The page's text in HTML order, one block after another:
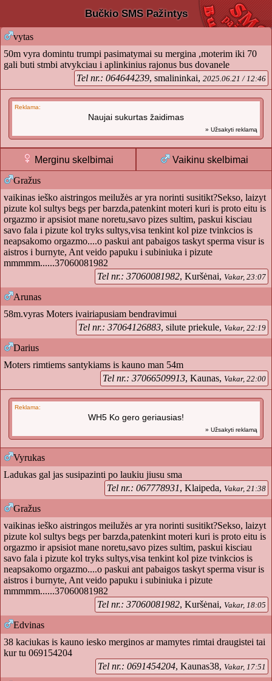
Bučkio SMS Pažintys
vytas
50m vyra domintu trumpi pasimatymai su mergina ,moterim iki 70
gali buti stmbi atvykciau i aplinkinius rajonus bus dovanele
Tel nr.: 064644239, smalininkai, 2025.06.21 / 12:46
Reklama:
Naujai sukurtas žaidimas
» Užsakyti reklamą
Merginu skelbimai
Vaikinu skelbimai
Gražus
vaikinas ieško aistringos meilužės ar yra norinti susitikt?Sekso, laizyt
pizute kol sultys begs per barzda,patenkint moteri kuri is proto eitu is
orgazmo ir apsisiot mane noretu,savo pizes sultim, paskui kisciau
savo fala i pizute kol tryks sultys,visa tenkint kol pize tvinkcios is
neapsakomo orgazmo....o paskui ant pabaigos taskyt sperma visur is
aistros i burnyte, Ant veido papuku i subiniuka i pizute
mmmmm......37060081982
Tel nr.: 37060081982, Kuršėnai, Vakar, 23:07
Arunas
58m.vyras Moters ivairiapusiam bendravimui
Tel nr.: 37064126883, silute priekule, Vakar, 22:19
Darius
Moters rimtiems santykiams is kauno man 54m
Tel nr.: 37066509913, Kaunas, Vakar, 22:00
Reklama:
WH5 Ko gero geriausias!
» Užsakyti reklamą
Vyrukas
Ladukas gal jas susipazinti po laukiu jiusu sma
Tel nr.: 067778931, Klaipeda, Vakar, 21:38
Gražus
vaikinas ieško aistringos meilužės ar yra norinti susitikt?Sekso, laizyt
pizute kol sultys begs per barzda,patenkint moteri kuri is proto eitu is
orgazmo ir apsisiot mane noretu,savo pizes sultim, paskui kisciau
savo fala i pizute kol tryks sultys,visa tenkint kol pize tvinkcios is
neapsakomo orgazmo....o paskui ant pabaigos taskyt sperma visur is
aistros i burnyte, Ant veido papuku i subiniuka i pizute
mmmmm......37060081982
Tel nr.: 37060081982, Kuršėnai, Vakar, 18:05
Edvinas
38 kaciukas is kauno iesko merginos ar mamytes rimtai draugistei tai
kur tu 069154204
Tel nr.: 0691454204, Kaunas38, Vakar, 17:51